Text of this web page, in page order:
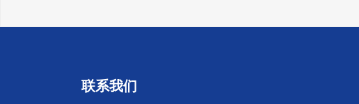
联系我们